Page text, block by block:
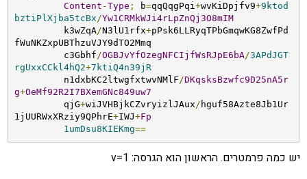
Content -Type ; b=qqQqgPqi+wvKiDpjfv9+9ktod
bztiPlXjba5tcBx/Yw1CRMkWJi4rLpZnQj3O8mIM
	 k3wZqA
/N3lU1rfx+pPsk6LLRyqTPbGmqwKG8ZwfPd
fWuNKZxpUBThzuVJY9dTO2Mmq
	 c3Gbhf
/OGBJvYfOzegNFCIjfWsRJpE6bA/3APdJGT
rgUxxCCkl4hQ2+7ktiQ4n39jR
	 n1dxbKC2ltwgfxtwvNMlF
/DKqsksBzwfc9D25nA5r
g+OeMf92R2I7BXemGNc849uw7
	 qjG
+wiJVHBjkCZvryizlJAux/ hguf58Azte8Jb1Ur
1jUURWxXRziy9QPhrE+IWJ+Fp
1umDsu8KIEKmg==
יש כמה פרמטרים. הראשון הוא הגרסה: v=1